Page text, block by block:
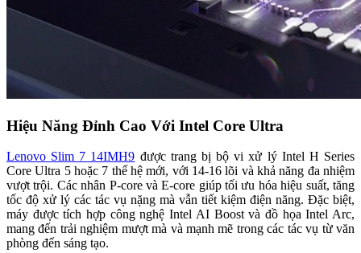
Hiệu Năng Đỉnh Cao Với Intel Core Ultra
Lenovo Slim 7 14IMH9 được trang bị bộ vi xử lý Intel H Series
Core Ultra 5 hoặc 7 thế hệ mới, với 14-16 lõi và khả năng đa nhiệm
vượt trội. Các nhân P-core và E-core giúp tối ưu hóa hiệu suất, tăng
tốc độ xử lý các tác vụ nặng mà vẫn tiết kiệm điện năng. Đặc biệt,
máy được tích hợp công nghệ Intel AI Boost và đồ họa Intel Arc,
mang đến trải nghiệm mượt mà và mạnh mẽ trong các tác vụ từ văn
phòng đến sáng tạo.